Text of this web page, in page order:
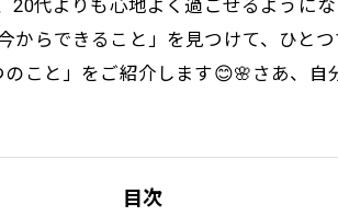
代よりも心地よく過ごせるように
らできること」を見つけて、ひと
こと」をご紹介します😊🌸さあ、自
目次